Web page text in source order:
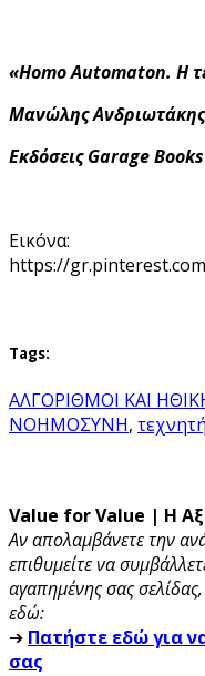
«Homo Automaton. Η
Μανώλης Ανδριωτάκης
Εκδόσεις Garage Books
Εικόνα:
https://
Tags:
ΑΛΓΟΡΙΘΜΟΙ ΚΑΙ
ΝΟΗΜΟΣΥΝΗ,
Value for Value | Η
Αν απολαμβάνετε την
επιθυμείτε να
αγαπημένης σας
εδώ:
➔ Πατήστε εδώ για
σας